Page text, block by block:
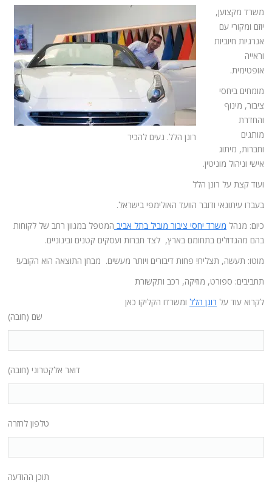
רונן הלל. נעים להכיר
משרד מקצוען,
יוזם ומקורי עם
אנרגיות חיוביות
וראייה
אופטימית.
מומחים ביחסי
ציבור, מינוף
והחדרת
מותגים
וחברות, מיתוג
אישי וניהול מוניטין.
ועוד קצת על רונן הלל
בעברו עיתונאי ודובר הוועד האולימפי בישראל.
כיום: מנהל משרד יחסי ציבור מוביל בתל אביב המטפל במגוון רחב של לקוחות
בהם מהגדולים בתחומם בארץ, לצד חברות ועסקים קטנים ובינוניים.
מוטו: תעשה, תצליח! פחות דיבורים ויותר מעשים. מבחן התוצאה הוא הקובע!
תחביבים: ספורט, מוזיקה, רכב ותקשורת
לקרוא עוד על רונן הלל ומשרדו הקליקו כאן
שם (חובה)
דואר אלקטרוני (חובה)
טלפון לחזרה
תוכן ההודעה